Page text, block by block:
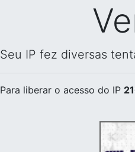
Seu IP fez diversas
Para liberar o acesso do IP